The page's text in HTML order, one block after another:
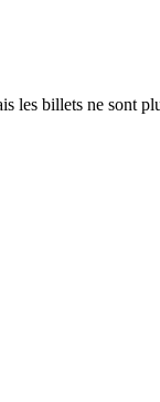
les billets ne sont